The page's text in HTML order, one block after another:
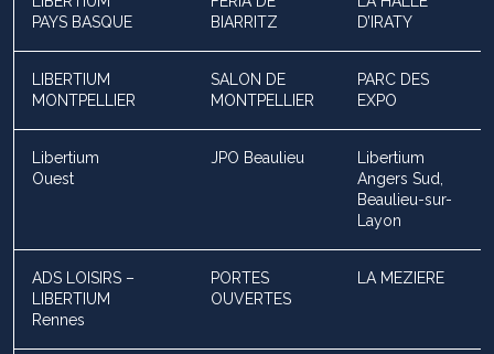
PAYS BASQUE
BIARRITZ
D’IRATY
LIBERTIUM
MONTPELLIER
SALON DE
MONTPELLIER
PARC DES
EXPO
Libertium
Ouest
JPO Beaulieu
Libertium
Angers Sud,
Beaulieu-sur-
Layon
ADS LOISIRS –
LIBERTIUM
Rennes
PORTES
OUVERTES
LA MEZIERE